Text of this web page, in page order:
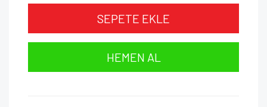
SEPETE EKLE
HEMEN AL